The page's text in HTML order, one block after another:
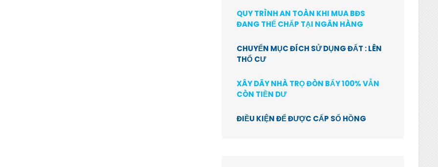
QUY TRÌNH AN TOÀN KHI MUA BĐS
ĐANG THẾ CHẤP TẠI NGÂN HÀNG
CHUYỂN MỤC ĐÍCH SỬ DỤNG ĐẤT : LÊN
THỔ CƯ
XÂY DÃY NHÀ TRỌ ĐÒN BẨY 100% VẪN
CÒN TIỀN DƯ
ĐIỀU KIỆN ĐỂ ĐƯỢC CẤP SỔ HỒNG